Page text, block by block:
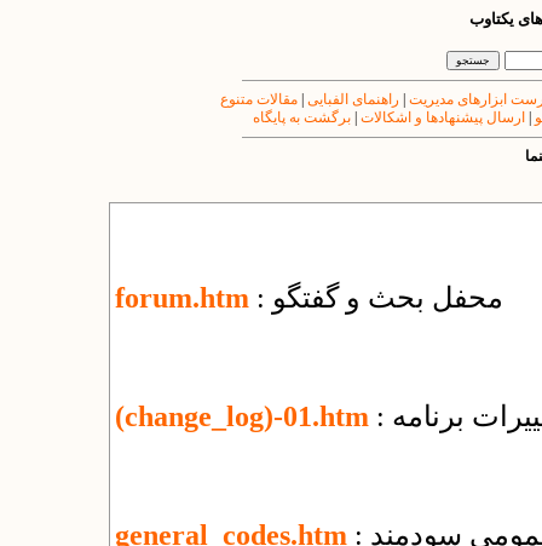
یکتاوب
ابزارهای مدیریت راهنمای الفبایی |مقالات متنوع
ارسال پیشنهادها و اشکالات برگشت به پایگاه
forum.htm : محفل بحث و گفتگو
(change_log)-01.htm برنامه
general_codes.htm سودمند